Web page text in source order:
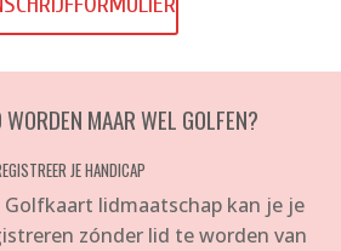
MAAR WEL GOLFEN?
JE HANDICAP
lidmaatschap kan je je
zónder lid te worden van